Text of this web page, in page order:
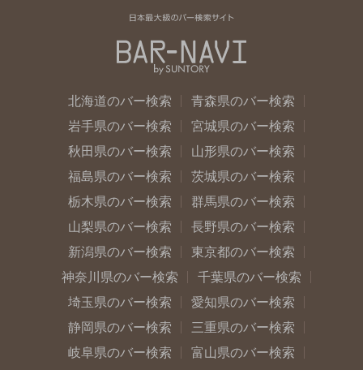
北海道のバー検索
青森県のバー検索
岩手県のバー検索
宮城県のバー検索
秋田県のバー検索
山形県のバー検索
福島県のバー検索
茨城県のバー検索
栃木県のバー検索
群馬県のバー検索
山梨県のバー検索
長野県のバー検索
新潟県のバー検索
東京都のバー検索
神奈川県のバー検索
千葉県のバー検索
埼玉県のバー検索
愛知県のバー検索
静岡県のバー検索
三重県のバー検索
岐阜県のバー検索
富山県のバー検索